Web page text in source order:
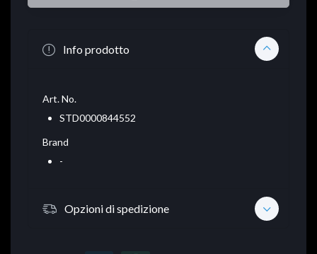
Info prodotto
Art. No.
STD0000844552
Brand
-
Opzioni di spedizione